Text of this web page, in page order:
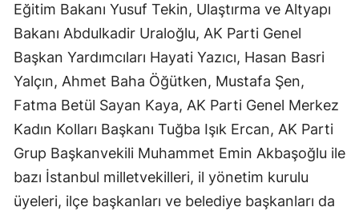
Eğitim Bakanı Yusuf Tekin, Ulaştırma ve Altyapı
Bakanı Abdulkadir Uraloğlu, AK Parti Genel
Başkan Yardımcıları Hayati Yazıcı, Hasan Basri
Yalçın, Ahmet Baha Öğütken, Mustafa Şen,
Fatma Betül Sayan Kaya, AK Parti Genel Merkez
Kadın Kolları Başkanı Tuğba Işık Ercan, AK Parti
Grup Başkanvekili Muhammet Emin Akbaşoğlu ile
bazı İstanbul milletvekilleri, il yönetim kurulu
üyeleri, ilçe başkanları ve belediye başkanları da